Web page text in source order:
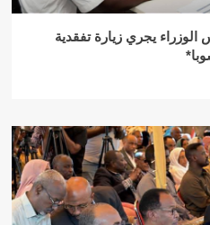
يجري زيارة تفقدية